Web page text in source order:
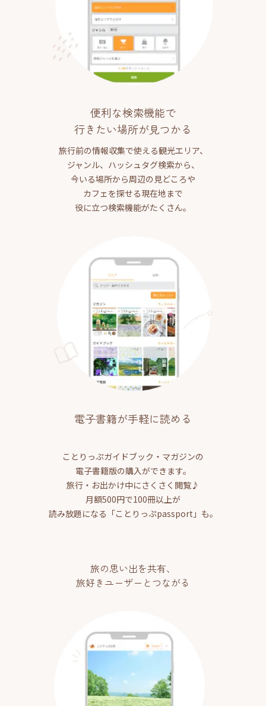
便利な検索機能で
行きたい場所が見つかる
旅行前の情報収集で使える観光エリア、
ジャンル、ハッシュタグ検索から、
今いる場所から周辺の見どころや
カフェを探せる現在地まで
役に立つ検索機能がたくさん。
電子書籍が手軽に読める
ことりっぷガイドブック・マガジンの
電子書籍版の購入ができます。
旅行・お出かけ中にさくさく閲覧♪
月額500円で100冊以上が
読み放題になる「ことりっぷpassport」も。
旅の思い出を共有、
旅好きユーザーとつながる